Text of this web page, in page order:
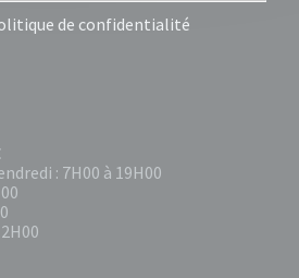
de confidentialité
: 7H00 à 19H00